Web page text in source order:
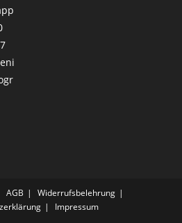
AGB
Widerrufsbelehrung
Impressum